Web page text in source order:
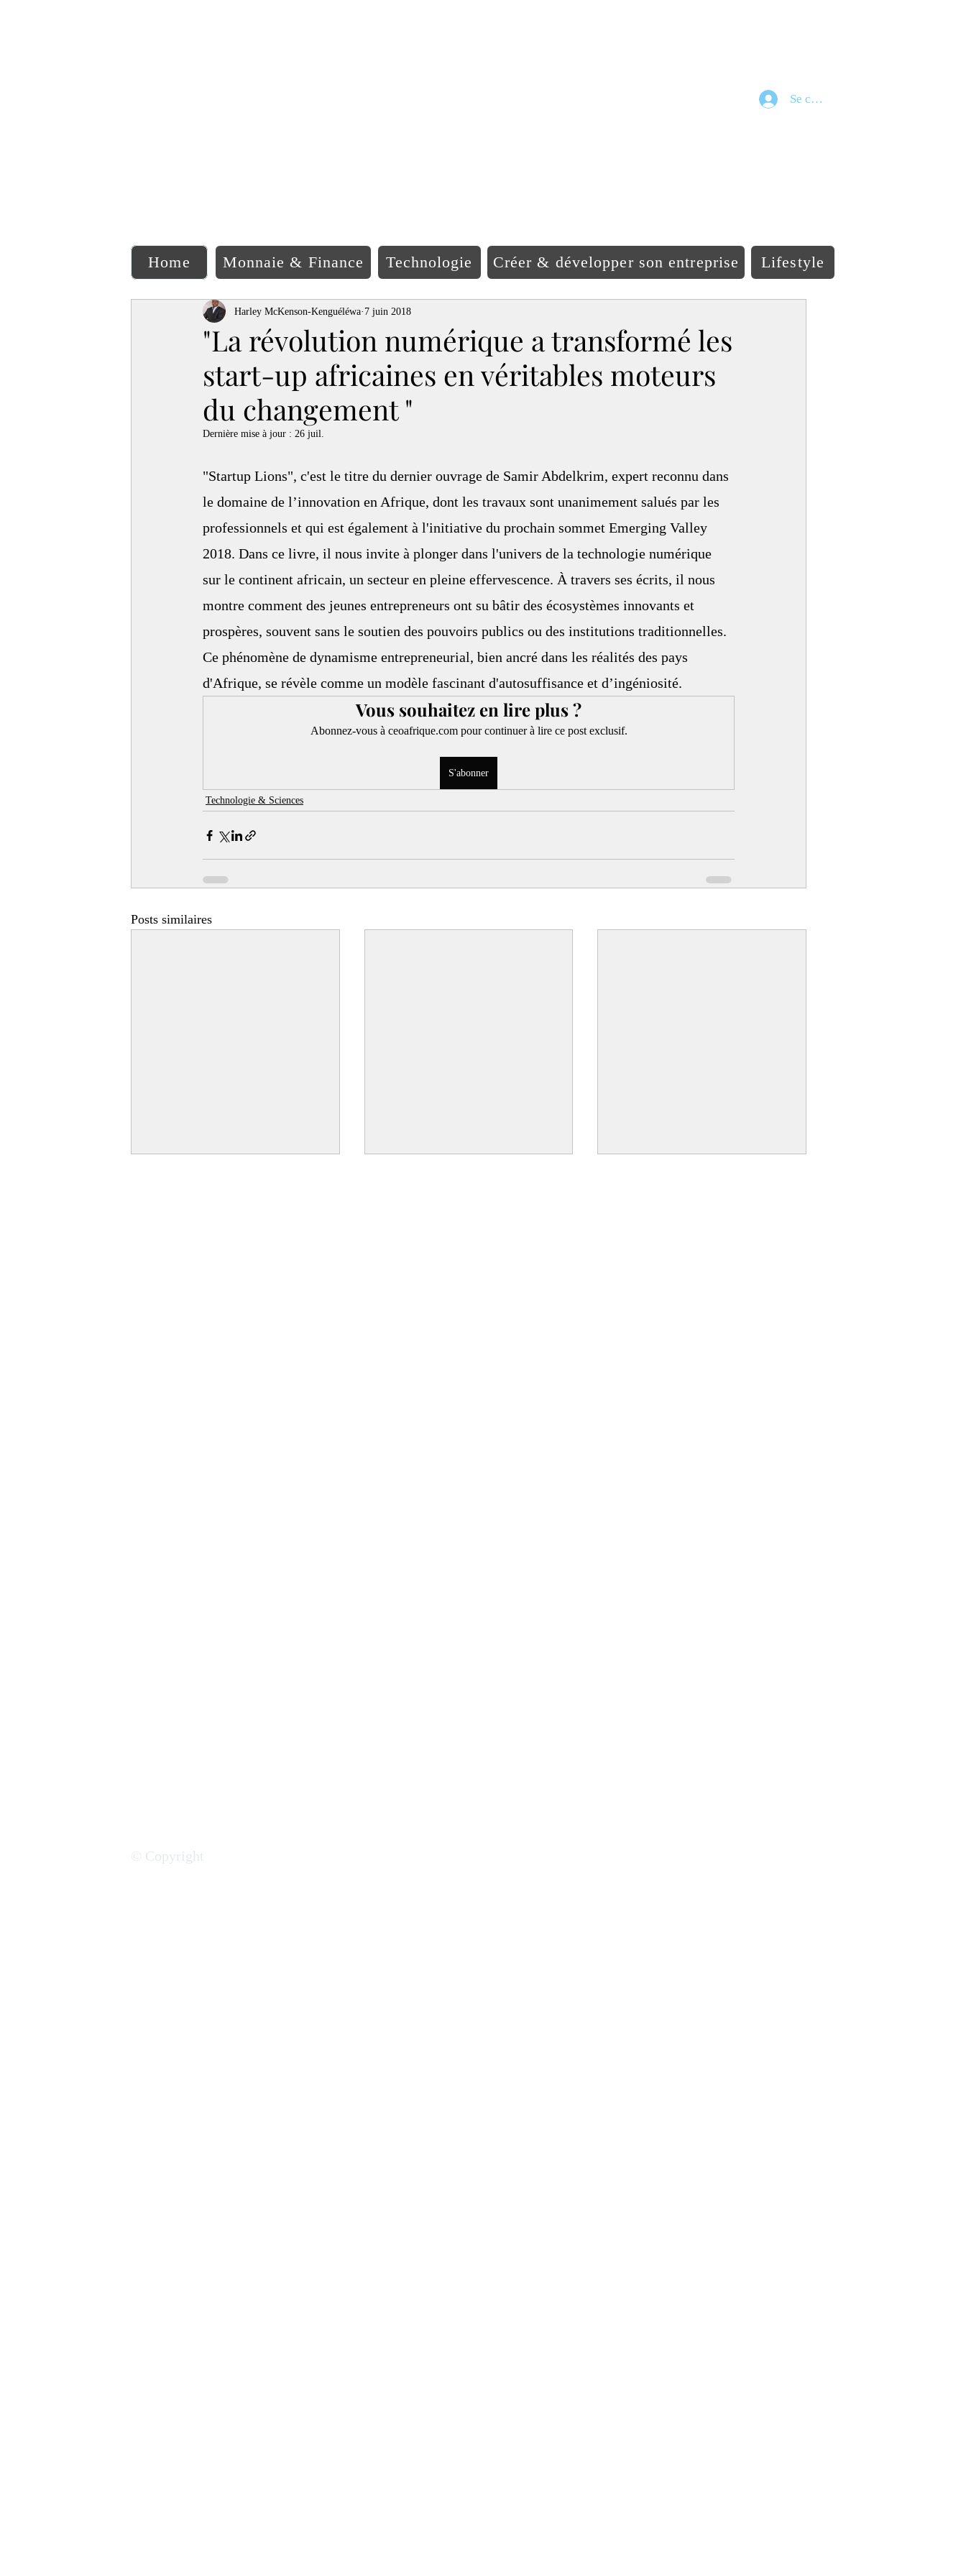
Se connecter
Home Monnaie & Finance Technologie Créer & développer son entreprise Lifestyle
"La révolution numérique a transformé les
start-up africaines en véritables moteurs
du changement "
Harley McKenson-Kenguéléwa 7 juin 2018
Dernière mise à jour : 26 juil.
"Startup Lions", c'est le titre du dernier ouvrage de Samir Abdelkrim, expert reconnu dans
le domaine de l’innovation en Afrique, dont les travaux sont unanimement salués par les
professionnels et qui est également à l'initiative du prochain sommet Emerging Valley
2018. Dans ce livre, il nous invite à plonger dans l'univers de la technologie numérique
sur le continent africain, un secteur en pleine effervescence. À travers ses écrits, il nous
montre comment des jeunes entrepreneurs ont su bâtir des écosystèmes innovants et
prospères, souvent sans le soutien des pouvoirs publics ou des institutions traditionnelles.
Ce phénomène de dynamisme entrepreneurial, bien ancré dans les réalités des pays
d'Afrique, se révèle comme un modèle fascinant d'autosuffisance et d’ingéniosité.
Vous souhaitez en lire plus ?
Abonnez-vous à ceoafrique.com pour continuer à lire ce post exclusif.
S'abonner
Technologie & Sciences
Posts similaires
© Copyright